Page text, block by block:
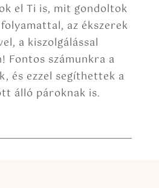
el Ti is, mit gondoltok
az ékszerek
a kiszolgálással
Fontos számunkra a
és ezzel segíthettek a
álló pároknak is.